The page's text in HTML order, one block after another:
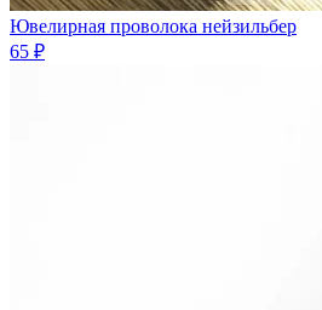
Ювелирная проволока нейзильбер
65 ₽